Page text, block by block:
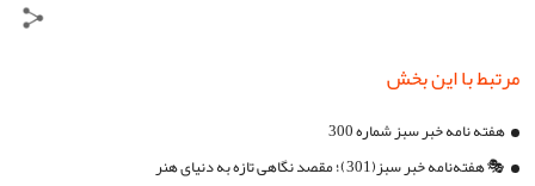
مرتبط با این بخش
هفته نامه خبر سبز شماره 300
🎭 هفته‌نامه خبر سبز(301)؛ مقصد نگاهی تازه به دنیای هنر